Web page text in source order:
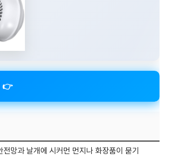
👉
망과 날개에 시커먼 먼지나 화장품이 묻기